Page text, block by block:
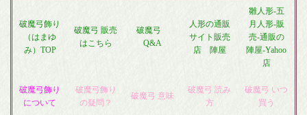
破魔弓飾り
（はまゆ
み）TOP
破魔弓 販売
はこちら
破魔弓
Q&A
人形の通販
サイト販売
店 陣屋
雛人形-五
月人形-販
売-通販の
陣屋-Yahoo
店
破魔弓飾り
について
破魔弓飾り
の疑問？
破魔弓 意味
破魔弓 読み
方
破魔弓 いつ
買う